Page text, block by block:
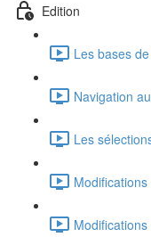
Edition
Les bases
Navigation
Les